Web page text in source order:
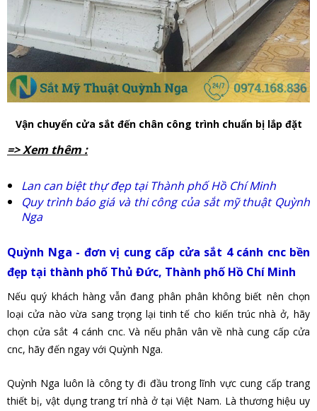
Vận chuyển cửa sắt đến chân công trình chuẩn bị lắp đặt
=> Xem thêm :
Lan can biệt thự đẹp tại Thành phố Hồ Chí Minh
Quy trình báo giá và thi công của sắt mỹ thuật Quỳnh
Nga
Quỳnh Nga - đơn vị cung cấp cửa sắt 4 cánh cnc bền
đẹp tại thành phố Thủ Đức, Thành phố Hồ Chí Minh
Nếu quý khách hàng vẫn đang phân phân không biết nên chọn
loại cửa nào vừa sang trọng lại tinh tế cho kiến trúc nhà ở, hãy
chọn cửa sắt 4 cánh cnc. Và nếu phân vân về nhà cung cấp cửa
cnc, hãy đến ngay với Quỳnh Nga.
Quỳnh Nga luôn là công ty đi đầu trong lĩnh vực cung cấp trang
thiết bị, vật dụng trang trí nhà ở tại Việt Nam. Là thương hiệu uy